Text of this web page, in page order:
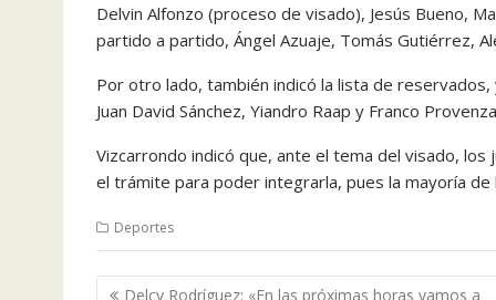
Delvin Alfonzo (proceso de visado), Jesús Bueno,
partido a partido, Ángel Azuaje, Tomás Gutiérrez,
Por otro lado, también indicó la lista de
Juan David Sánchez, Yiandro Raap y Franco
Vizcarrondo indicó que, ante el tema del visado,
el trámite para poder integrarla, pues la mayoría
Deportes
Navegación
Delcy Rodríguez: «En las próximas horas vamos a